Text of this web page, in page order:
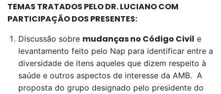
TEMAS TRATADOS PELO DR. LUCIANO COM
PARTICIPAÇÃO DOS PRESENTES:
Discussão sobre mudanças no Código Civil e
levantamento feito pelo Nap para identificar entre a
diversidade de itens aqueles que dizem respeito à
saúde e outros aspectos de interesse da AMB. A
proposta do grupo designado pelo presidente do